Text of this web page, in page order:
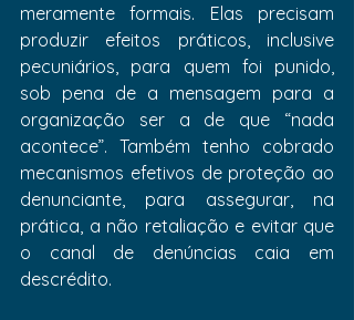
meramente formais. Elas precisam
produzir efeitos práticos, inclusive
pecuniários, para quem foi punido,
sob pena de a mensagem para a
organização ser a de que “nada
acontece”. Também tenho cobrado
mecanismos efetivos de proteção ao
denunciante, para assegurar, na
prática, a não retaliação e evitar que
o canal de denúncias caia em
descrédito.